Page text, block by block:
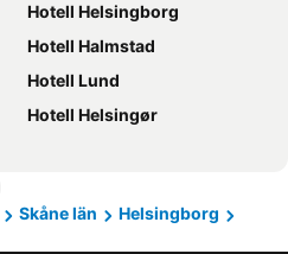
Hotell Helsingborg
Hotell Halmstad
Hotell Lund
Hotell Helsingør
Skåne län
Helsingborg